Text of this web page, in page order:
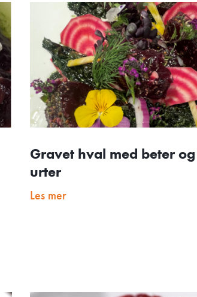
Gravet hval med beter
urter
Les mer